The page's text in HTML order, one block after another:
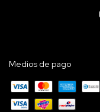
Medios de pago